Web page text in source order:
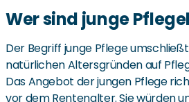
Wer sind junge
Der Begriff junge Pflege
natürlichen Altersgründen auf
Das Angebot der jungen Pflege
vor dem Rentenalter. Sie würden